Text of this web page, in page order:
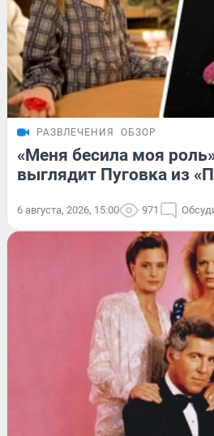
РАЗВЛЕЧЕНИЯ ОБЗОР
«Меня бесила моя
выглядит Пуговка из
6 августа, 2026, 15:00 971